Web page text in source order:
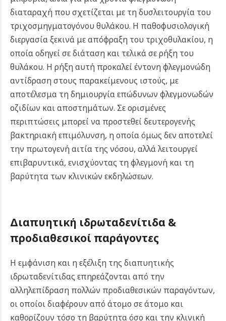
διαταραχή που σχετίζεται με τη δυσλειτουργία του
τριχοσμηγματογόνου θυλάκου. Η παθοφυσιολογική
διεργασία ξεκινά με απόφραξη του τριχοθυλακίου, η
οποία οδηγεί σε διάταση και τελικά σε ρήξη του
θυλάκου. Η ρήξη αυτή προκαλεί έντονη φλεγμονώδη
αντίδραση στους παρακείμενους ιστούς, με
αποτέλεσμα τη δημιουργία επώδυνων φλεγμονωδών
οζιδίων και αποστημάτων. Σε ορισμένες
περιπτώσεις μπορεί να προστεθεί δευτερογενής
βακτηριακή επιμόλυνση, η οποία όμως δεν αποτελεί
την πρωτογενή αιτία της νόσου, αλλά λειτουργεί
επιβαρυντικά, ενισχύοντας τη φλεγμονή και τη
βαρύτητα των κλινικών εκδηλώσεων.
Διαπυητική ιδρωταδενίτιδα &
προδιαθεσικοί παράγοντες
Η εμφάνιση και η εξέλιξη της διαπυητικής
ιδρωταδενίτιδας επηρεάζονται από την
αλληλεπίδραση πολλών προδιαθεσικών παραγόντων,
οι οποίοι διαφέρουν από άτομο σε άτομο και
καθορίζουν τόσο τη βαρύτητα όσο και την κλινική